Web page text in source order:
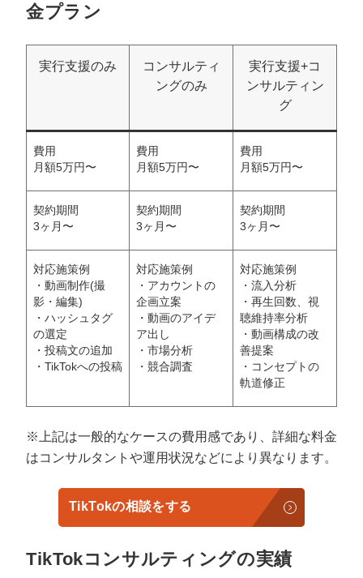
金プラン
実行支援のみ
コンサルティ
ングのみ
実行支援+コ
ンサルティン
グ
費用
月額5万円〜
費用
月額5万円〜
費用
月額5万円〜
契約期間
3ヶ月〜
契約期間
3ヶ月〜
契約期間
3ヶ月〜
対応施策例
・動画制作(撮
影・編集)
・ハッシュタグ
の選定
・投稿文の追加
・TikTokへの投稿
対応施策例
・アカウントの
企画立案
・動画のアイデ
ア出し
・市場分析
・競合調査
対応施策例
・流入分析
・再生回数、視
聴維持率分析
・動画構成の改
善提案
・コンセプトの
軌道修正
※上記は一般的なケースの費用感であり、詳細な料金
はコンサルタントや運用状況などにより異なります。
TikTokの相談をする
TikTokコンサルティングの実績